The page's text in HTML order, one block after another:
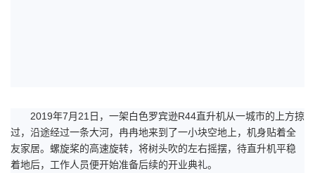
2019年7月21日，一架白色罗宾逊R44直升机从一城市的上方掠
过，沿途经过一条大河，冉冉地来到了一小块空地上，机身贴着全
友家居。螺旋桨的高速旋转，将树头吹的左右摇摆，待直升机平稳
着地后，工作人员便开始准备后续的开业典礼。